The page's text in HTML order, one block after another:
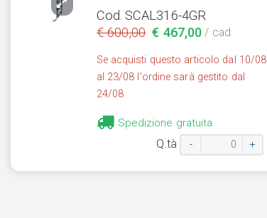
Cod. SCAL316-4GR
€ 600,00 € 467,00 / cad.
Se acquisti questo articolo dal 10/08
al 23/08 l'ordine sarà gestito dal
24/08
Spedizione gratuita
Q.tà - +